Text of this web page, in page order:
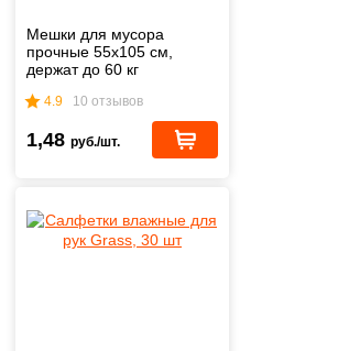
Мешки для мусора
прочные 55х105 см,
держат до 60 кг
4.9 10 отзывов
1,48 руб./шт.